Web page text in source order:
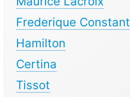
Frederique Constant
Hamilton
Certina
Tissot